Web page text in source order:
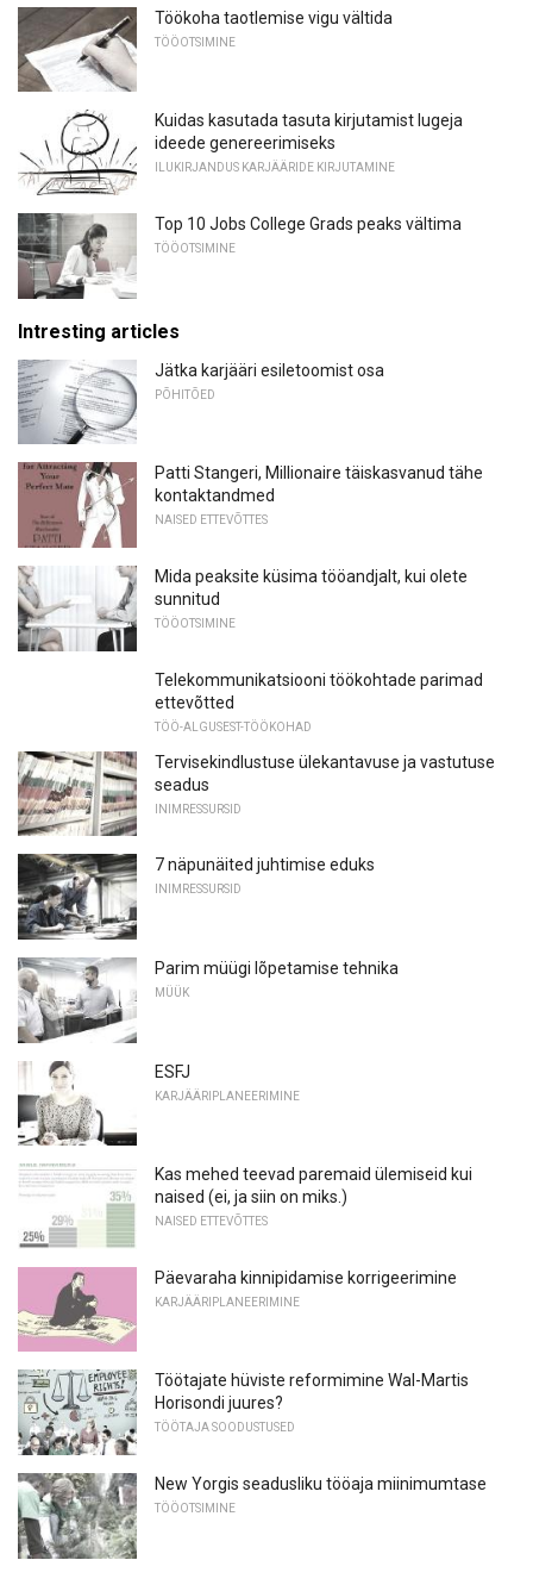
Töökoha taotlemise vigu vältida
TÖÖOTSIMINE
Kuidas kasutada tasuta kirjutamist lugeja
ideede genereerimiseks
ILUKIRJANDUS KARJÄÄRIDE KIRJUTAMINE
Top 10 Jobs College Grads peaks vältima
TÖÖOTSIMINE
Intresting articles
Jätka karjääri esiletoomist osa
PÕHITÕED
Patti Stangeri, Millionaire täiskasvanud tähe
kontaktandmed
NAISED ETTEVÕTTES
Mida peaksite küsima tööandjalt, kui olete
sunnitud
TÖÖOTSIMINE
Telekommunikatsiooni töökohtade parimad
ettevõtted
TÖÖ-ALGUSEST-TÖÖKOHAD
Tervisekindlustuse ülekantavuse ja vastutuse
seadus
INIMRESSURSID
7 näpunäited juhtimise eduks
INIMRESSURSID
Parim müügi lõpetamise tehnika
MÜÜK
ESFJ
KARJÄÄRIPLANEERIMINE
Kas mehed teevad paremaid ülemiseid kui
naised (ei, ja siin on miks.)
NAISED ETTEVÕTTES
Päevaraha kinnipidamise korrigeerimine
KARJÄÄRIPLANEERIMINE
Töötajate hüviste reformimine Wal-Martis
Horisondi juures?
TÖÖTAJA SOODUSTUSED
New Yorgis seadusliku tööaja miinimumtase
TÖÖOTSIMINE